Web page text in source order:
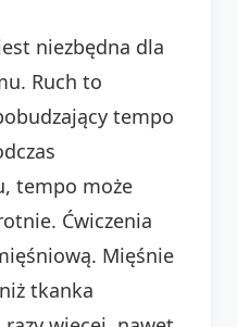
niezbędna dla
Ruch to
tempo
tempo może
Ćwiczenia
Mięśnie
tkanka